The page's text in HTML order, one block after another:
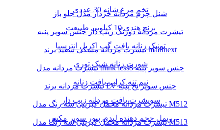
تخم مرغ شانه 30 عددی
برنج هندی 10 کیلویی طبیعت
تونیک زنانه بافت گپ اکریل انترسیا
شورت زنانه شیک توری
نیم تنه کراپ بافت زنانه
سویشرت بافت مردانه زیپ دار
ریمل حجم دهنده لیدی پیور سوپر مکس
شنل چرم مردانه خزدار مدل جلو باز
تیشرت مردانه دورنگ زیپ دار جنس سوپر پنبه
تیشرت مردانه مشکی سفید برند madmext
تیشرت مردانه مدل think less8 جنس سوپر پنبه
تیشرت مردانه برند LV جنس سوپر نخ پنبه
تیشرت مردانه مخمل کبریتی سه رنگ مدل M512
تیشرت مردانه مخمل کبریتی سه رنگ مدل M513